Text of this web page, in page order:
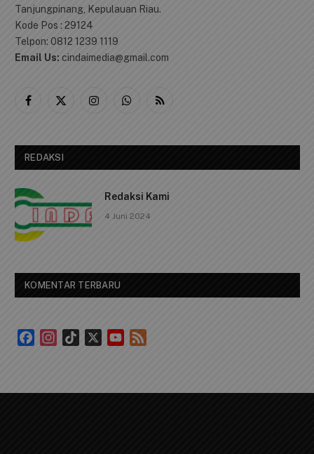
Tanjungpinang, Kepulauan Riau.
Kode Pos : 29124
Telpon: 0812 1239 1119
Email Us: cindaimedia@gmail.com
Facebook
X
InstagramWhatsApp
RSS
REDAKSI
Redaksi Kami
4 Juni 2024
KOMENTAR TERBARU
FacebookInstagram
TikTok
YouTube